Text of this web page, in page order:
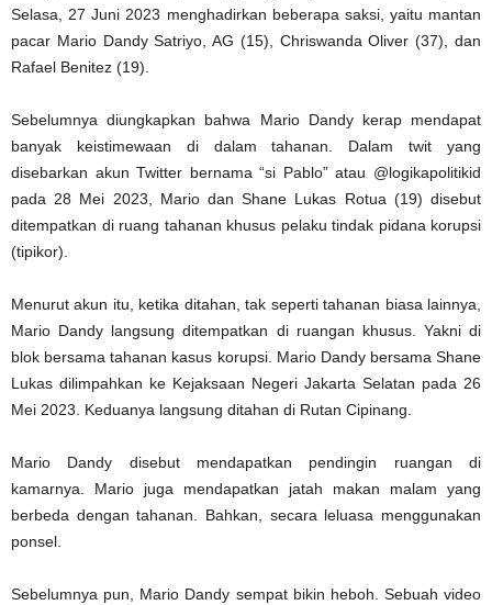
Selasa, 27 Juni 2023 menghadirkan beberapa saksi, yaitu mantan
pacar Mario Dandy Satriyo, AG (15), Chriswanda Oliver (37), dan
Rafael Benitez (19).
Sebelumnya diungkapkan bahwa Mario Dandy kerap mendapat
banyak keistimewaan di dalam tahanan. Dalam twit yang
disebarkan akun Twitter bernama “si Pablo” atau @logikapolitikid
pada 28 Mei 2023, Mario dan Shane Lukas Rotua (19) disebut
ditempatkan di ruang tahanan khusus pelaku tindak pidana korupsi
(tipikor).
Menurut akun itu, ketika ditahan, tak seperti tahanan biasa lainnya,
Mario Dandy langsung ditempatkan di ruangan khusus. Yakni di
blok bersama tahanan kasus korupsi. Mario Dandy bersama Shane
Lukas dilimpahkan ke Kejaksaan Negeri Jakarta Selatan pada 26
Mei 2023. Keduanya langsung ditahan di Rutan Cipinang.
Mario Dandy disebut mendapatkan pendingin ruangan di
kamarnya. Mario juga mendapatkan jatah makan malam yang
berbeda dengan tahanan. Bahkan, secara leluasa menggunakan
ponsel.
Sebelumnya pun, Mario Dandy sempat bikin heboh. Sebuah video